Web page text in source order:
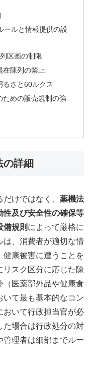
ールと情報提供の設
区画の制限
在陳列の禁止
るさと60ルクス
ための販売規制の強
の詳細
けではなく、 薬機法
性及び安全性の確保等
備規則 によって厳格に
は、消費者が適切な情
康被害に遭うことを
リスク区分に応じた陳
医薬部外品や健康食
て最も基本的なコン
おいて行政担当官が必
た場合は行政処分の対
理者は細部までルー